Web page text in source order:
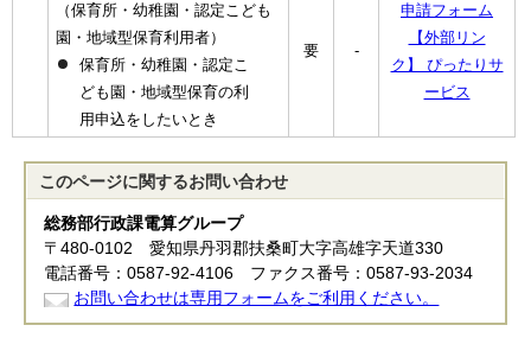
（保育所・幼稚園・認定こども
園・地域型保育利用者）
保育所・幼稚園・認定こ
ども園・地域型保育の利
用申込をしたいとき
要 -
申請フォーム
【外部リン
ク】 ぴったりサ
ービス
このページに関するお問い合わせ
総務部行政課電算グループ
〒480-0102 愛知県丹羽郡扶桑町大字高雄字天道330
電話番号：0587-92-4106 ファクス番号：0587-93-2034
お問い合わせは専用フォームをご利用ください。